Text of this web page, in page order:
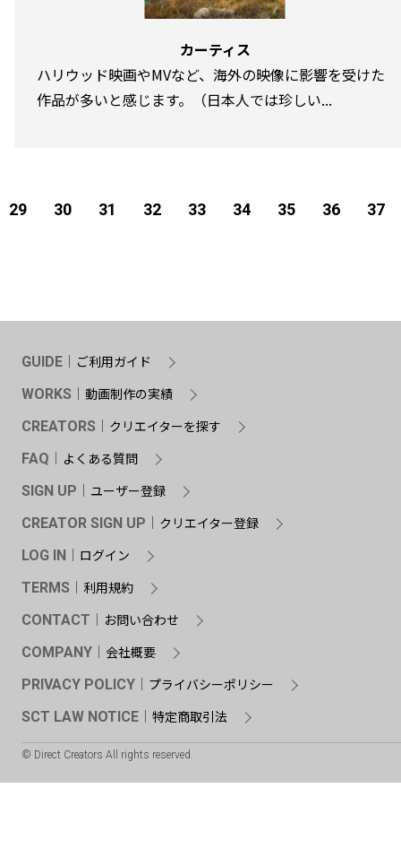
カーティス
ハリウッド映画やMVなど、海外の映像に影響を受けた
作品が多いと感じます。（日本人では珍しい...
29 30 31 32 33 34 35 36 37
GUIDE ご利用ガイド
WORKS 動画制作の実績
CREATORS クリエイターを探す
FAQ よくある質問
SIGN UP ユーザー登録
CREATOR SIGN UP クリエイター登録
LOG IN ログイン
TERMS 利用規約
CONTACT お問い合わせ
COMPANY 会社概要
PRIVACY POLICY プライバシーポリシー
SCT LAW NOTICE 特定商取引法
© Direct Creators All rights reserved.